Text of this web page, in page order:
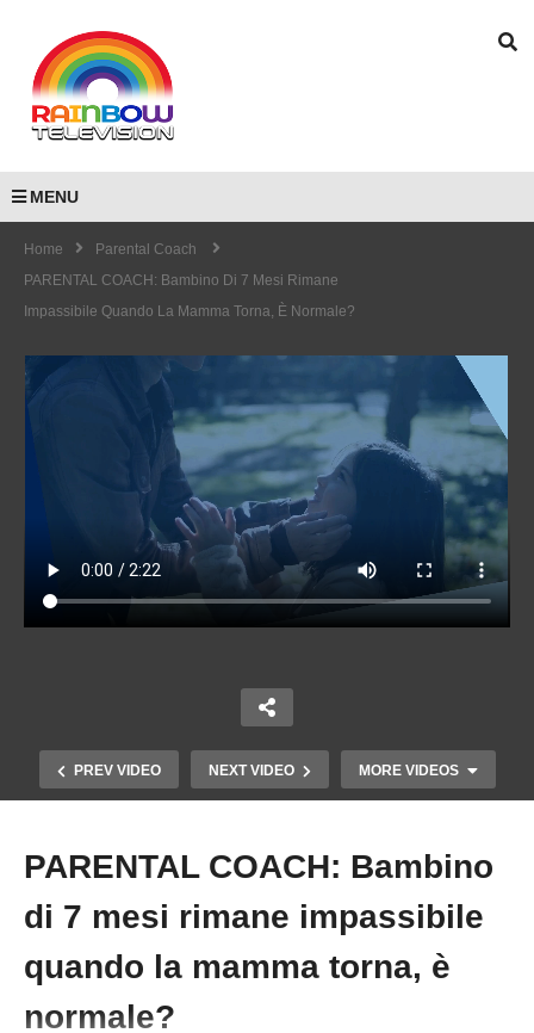
MENU
Home
Parental Coach
PARENTAL COACH: Bambino Di 7 Mesi Rimane
Impassibile Quando La Mamma Torna, È Normale?
PREV VIDEO NEXT VIDEO MORE VIDEOS
Copy Embed Code
PARENTAL COACH: Bambino
di 7 mesi rimane impassibile
quando la mamma torna, è
normale?